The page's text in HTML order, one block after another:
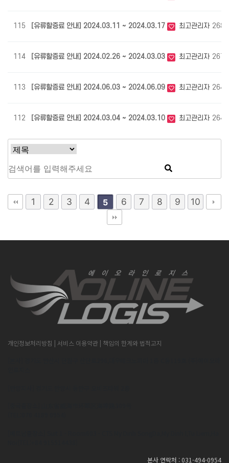
115 [유류할증료 안내] 2024.03.11 ~ 2024.03.17 최고관리자 2687
114 [유류할증료 안내] 2024.02.26 ~ 2024.03.03 최고관리자 2679
113 [유류할증료 안내] 2024.06.03 ~ 2024.06.09 최고관리자 2648
112 [유류할증료 안내] 2024.03.04 ~ 2024.03.10 최고관리자 2643
1 2 3 4 5 6 7 8 9 10
개인정보처리방침 | 서비스 이용약관 | 책임의 한계와 법적고지
본사 연락처 : 031-494-0954